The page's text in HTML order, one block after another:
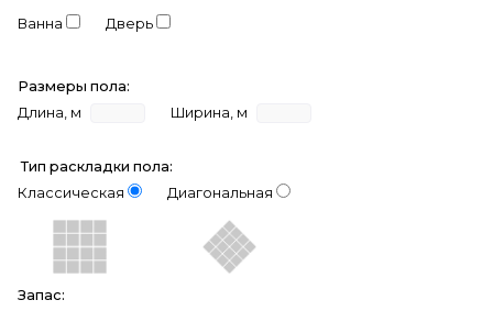
Ванна Дверь
Размеры пола:
Длина, м
Ширина, м
Тип раскладки пола:
Классическая
Диагональная
Запас: